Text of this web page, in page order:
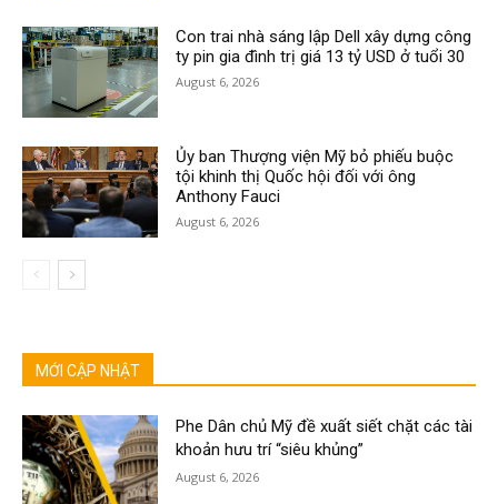
Con trai nhà sáng lập Dell xây dựng công
ty pin gia đình trị giá 13 tỷ USD ở tuổi 30
August 6, 2026
Ủy ban Thượng viện Mỹ bỏ phiếu buộc
tội khinh thị Quốc hội đối với ông
Anthony Fauci
August 6, 2026
MỚI CẬP NHẬT
Phe Dân chủ Mỹ đề xuất siết chặt các tài
khoản hưu trí “siêu khủng”
August 6, 2026